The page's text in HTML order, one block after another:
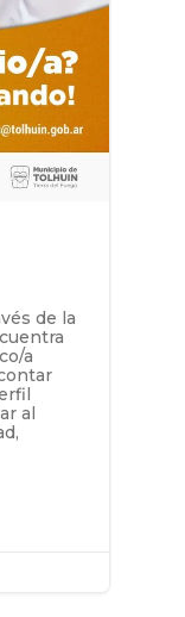
de la
a
al